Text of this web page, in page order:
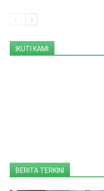
IKUTI KAMI
BERITA TERKINI